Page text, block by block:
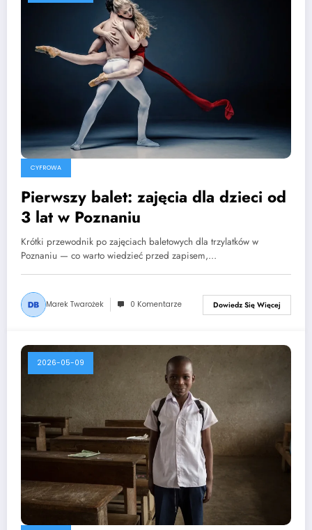
CYFROWA
Pierwszy balet: zajęcia dla dzieci od
3 lat w Poznaniu
Krótki przewodnik po zajęciach baletowych dla trzylatków w
Poznaniu — co warto wiedzieć przed zapisem,…
Marek Twarożek 0 Komentarze Dowiedz Się Więcej
2026-05-09